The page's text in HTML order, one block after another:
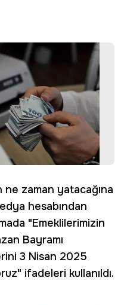
ne zaman yatacağına
hesabından
"Emeklilerimizin
Bayramı
3 Nisan 2025
ifadeleri kullanıldı.